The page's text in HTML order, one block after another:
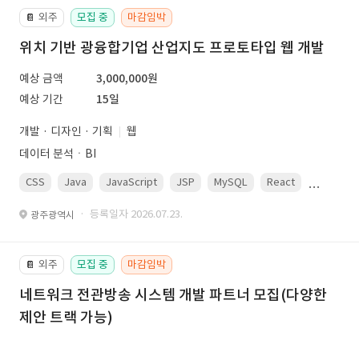
📔 외주 모집 중 마감임박
위치 기반 광융합기업 산업지도 프로토타입 웹 개발
예상 금액
3,000,000원
예상 기간
15일
개발 · 디자인 · 기획
웹
데이터 분석ㆍBI
CSS Java JavaScript JSP MySQL React
광주광역시 · 등록일자 2026.07.23.
📔 외주 모집 중 마감임박
네트워크 전관방송 시스템 개발 파트너 모집(다양한
제안 트랙 가능)